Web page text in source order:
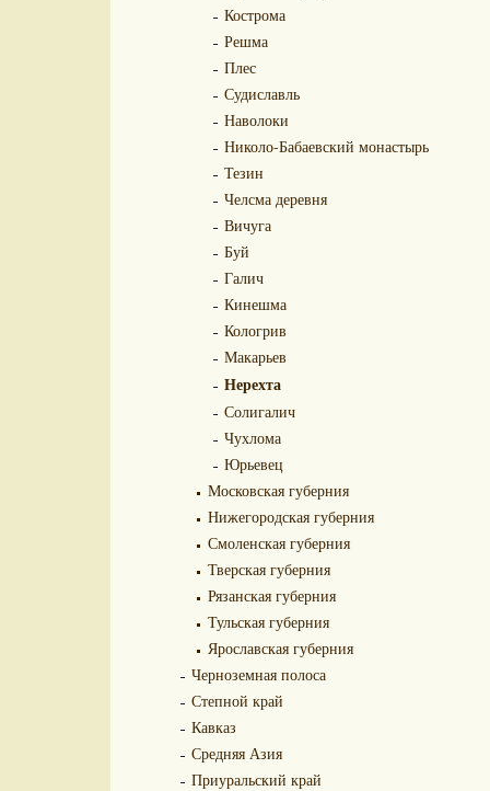
Кострома
Решма
Плес
Судиславль
Наволоки
Николо-Бабаевский монастырь
Тезин
Челсма деревня
Вичуга
Буй
Галич
Кинешма
Кологрив
Макарьев
Нерехта
Солигалич
Чухлома
Юрьевец
Московская губерния
Нижегородская губерния
Смоленская губерния
Тверская губерния
Рязанская губерния
Тульская губерния
Ярославская губерния
Черноземная полоса
Степной край
Кавказ
Средняя Азия
Приуральский край